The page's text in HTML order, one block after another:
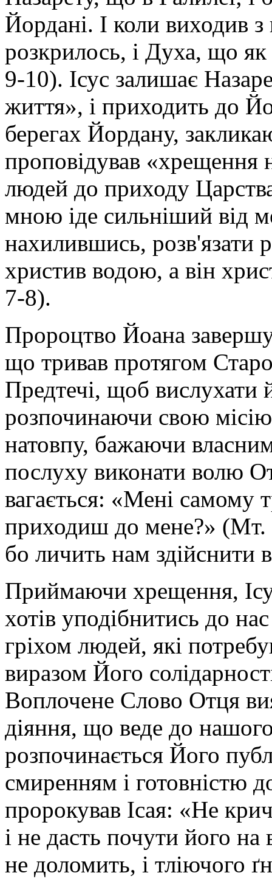
Йордані. І коли виходив
розкрилось, і Духа, що
9-10). Ісус залишає
життя», і приходить до
берегах Йордану,
проповідував «хрещення
людей до приходу
мною іде сильніший від
нахилившись, розв'язати
христив водою, а він
7-8).
Пророцтво Йоана
що тривав протягом
Предтечі, щоб вислухати
розпочинаючи свою
натовпу, бажаючи
послуху виконати волю
вагається: «Мені самому
приходиш до мене?» (Мт.
бо личить нам здійснити
Приймаючи хрещення,
хотів уподібнитись до
гріхом людей, які
виразом Його
Воплочене Слово Отця
діяння, що веде до
розпочинається Його
смиренням і готовністю
пророкував Ісая: «Не
і не дасть почути його
не доломить, і тліючого